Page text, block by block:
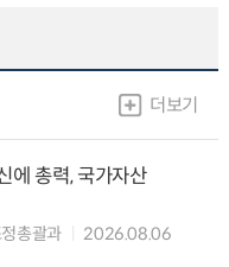
더보기
에 총력, 국가자산
총괄과
2026.08.06